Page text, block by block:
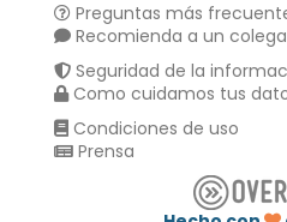
Preguntas más
Recomienda a un colega
Seguridad de la
Como cuidamos tus
Condiciones de uso
Prensa